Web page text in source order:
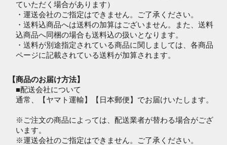
ていただく場合があります）
・運送会社のご指定はできません。ご了承ください。
・送料込商品へは送料の加算はございません。また、送料
込商品へ同梱の場合も送料込の扱いとなります。
・送料が別途指定されている商品に関しましては、各商品
ページに記載されている送料が加算されます。
【商品のお届け方法】
■配送会社について
通常、【ヤマト運輸】【日本郵便】でお届けいたします。
※ご注文の商品によっては、配送業者が替わる場合がござ
います。
※運送会社のご指定はできません。ご了承ください。